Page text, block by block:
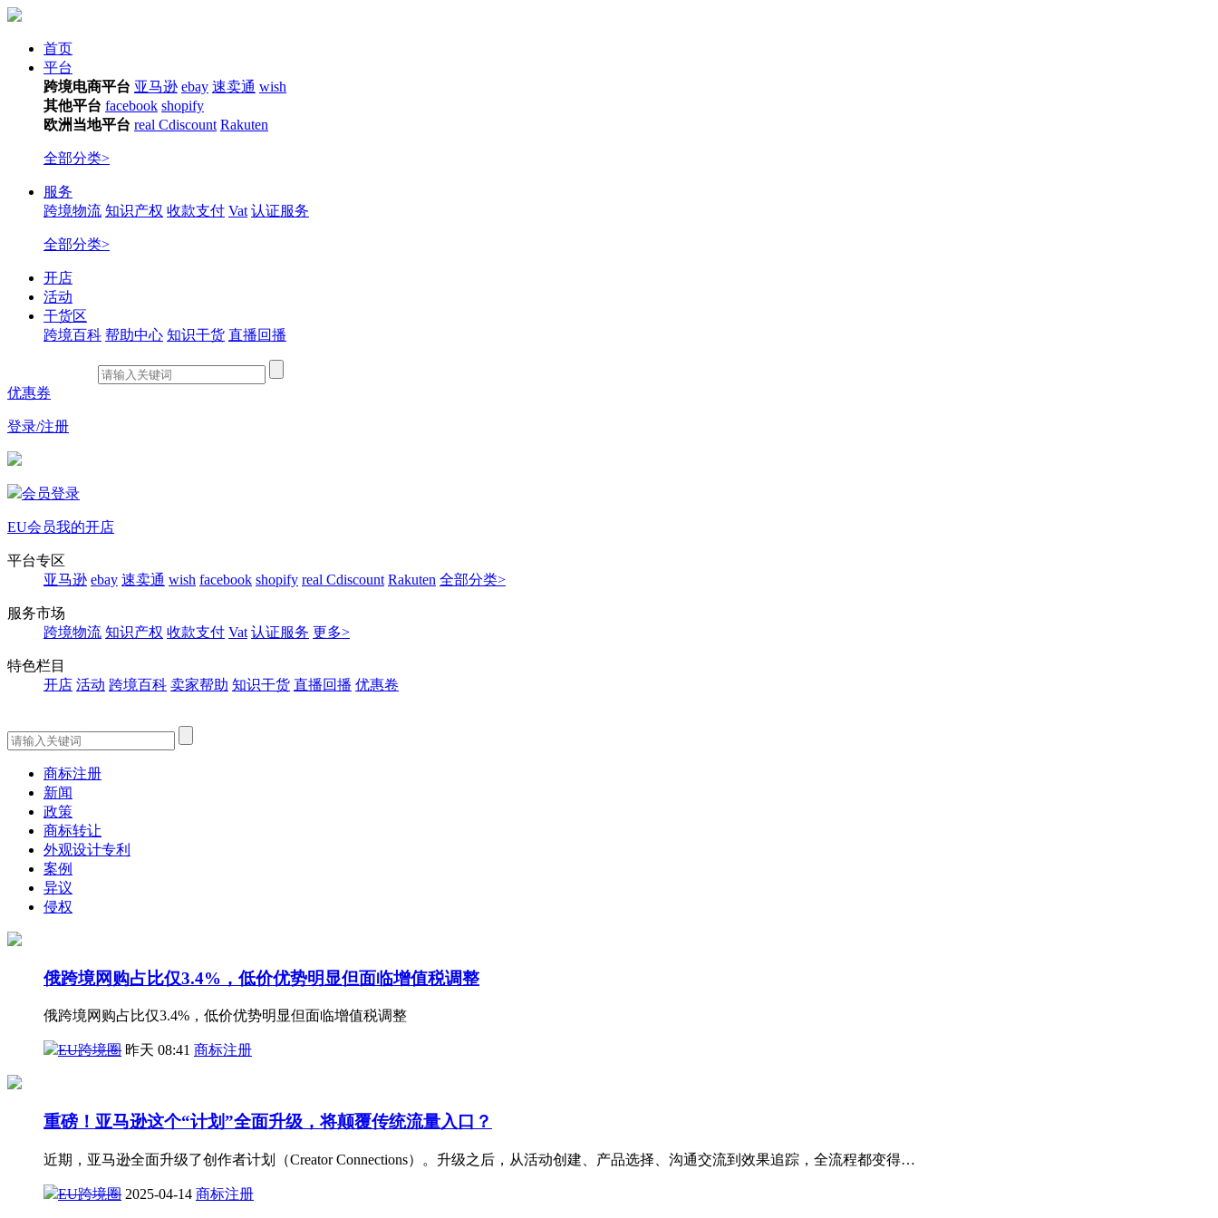
首页
平台
跨境电商平台 亚马逊 ebay 速卖通 wish
其他平台 facebook shopify
欧洲当地平台 real Cdiscount Rakuten
全部分类>
服务
跨境物流 知识产权 收款支付 Vat 认证服务
全部分类>
开店
活动
干货区
跨境百科 帮助中心 知识干货 直播回播
优惠券
登录/注册
会员登录
EU会员我的开店
平台专区
亚马逊 ebay 速卖通 wish facebook shopify real Cdiscount Rakuten 全部分类>
服务市场
跨境物流 知识产权 收款支付 Vat 认证服务 更多>
特色栏目
开店 活动 跨境百科 卖家帮助 知识干货 直播回播 优惠卷
商标注册
新闻
政策
商标转让
外观设计专利
案例
异议
侵权
俄跨境网购占比仅3.4%，低价优势明显但面临增值税调整
俄跨境网购占比仅3.4%，低价优势明显但面临增值税调整
EU跨境圈 昨天 08:41 商标注册
重磅！亚马逊这个“计划”全面升级，将颠覆传统流量入口？
近期，亚马逊全面升级了创作者计划（Creator Connections）。升级之后，从活动创建、产品选择、沟通交流到效果追踪，全流程都变得…
EU跨境圈 2025-04-14 商标注册